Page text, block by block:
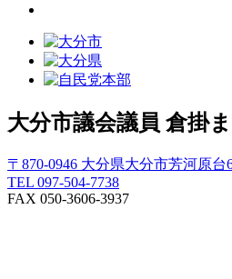
大分市議会議員 倉掛
〒870-0946 大分県大分市芳河原台
TEL 097-504-7738
FAX 050-3606-3937